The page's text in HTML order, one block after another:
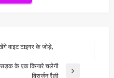
वाइट टाइगर के जोड़े,
सड़क के एक किनारे चलेगी
विसर्जन रैली